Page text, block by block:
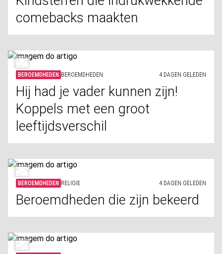
comebacks maakten
BEROEMDHEDEN BEROEMDHEDEN 4 DAGEN GELEDEN
Hij had je vader kunnen zijn!
Koppels met een groot
leeftijdsverschil
BEROEMDHEDEN RELIGIE 4 DAGEN GELEDEN
Beroemdheden die zijn bekeerd